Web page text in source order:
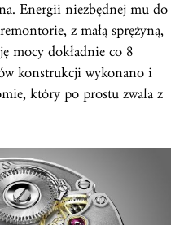
Energii niezbędnej mu do
z małą sprężyną,
mocy dokładnie co 8
konstrukcji wykonano i
który po prostu zwala z